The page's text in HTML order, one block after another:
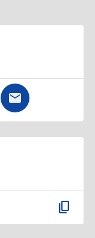
content_copy